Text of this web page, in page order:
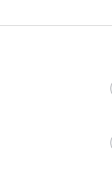
μάλιστα
την ευκαιρία
τα χρόνια
εκκίνηση
τη γλυκιά